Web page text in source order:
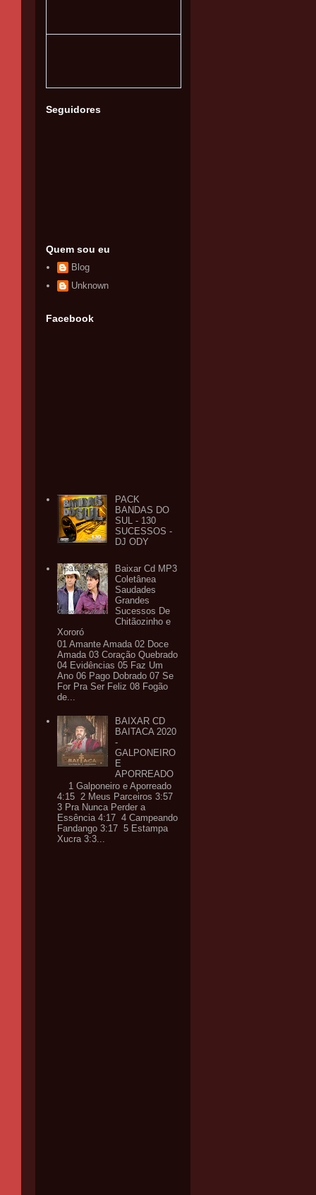
Seguidores
Quem sou eu
Blog
Unknown
Facebook
PACK
BANDAS DO
SUL - 130
SUCESSOS -
DJ ODY
Baixar Cd MP3
Coletânea
Saudades
Grandes
Sucessos De
Chitãozinho e
Xororó
01 Amante Amada 02 Doce
Amada 03 Coração Quebrado
04 Evidências 05 Faz Um
Ano 06 Pago Dobrado 07 Se
For Pra Ser Feliz 08 Fogão
de...
BAIXAR CD
BAITACA 2020
-
GALPONEIRO
E
APORREADO
1 Galponeiro e Aporreado
4:15 2 Meus Parceiros 3:57
3 Pra Nunca Perder a
Essência 4:17 4 Campeando
Fandango 3:17 5 Estampa
Xucra 3:3...